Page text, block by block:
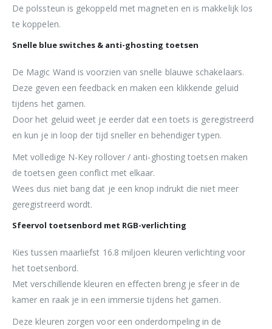
De polssteun is gekoppeld met magneten en is makkelijk los
te koppelen.
Snelle blue switches & anti-ghosting toetsen
De Magic Wand is voorzien van snelle blauwe schakelaars.
Deze geven een feedback en maken een klikkende geluid
tijdens het gamen.
Door het geluid weet je eerder dat een toets is geregistreerd
en kun je in loop der tijd sneller en behendiger typen.
Met volledige N-Key rollover / anti-ghosting toetsen maken
de toetsen geen conflict met elkaar.
Wees dus niet bang dat je een knop indrukt die niet meer
geregistreerd wordt.
Sfeervol toetsenbord met RGB-verlichting
Kies tussen maarliefst 16.8 miljoen kleuren verlichting voor
het toetsenbord.
Met verschillende kleuren en effecten breng je sfeer in de
kamer en raak je in een immersie tijdens het gamen.
Deze kleuren zorgen voor een onderdompeling in de